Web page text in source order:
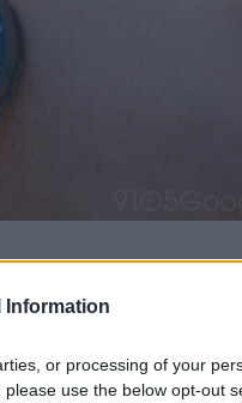
Information
or processing of your
use the below opt-out
felváltja az eddigi